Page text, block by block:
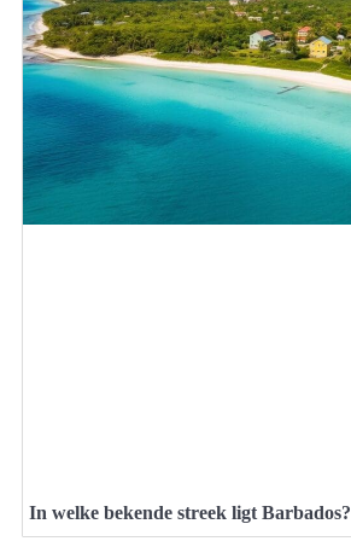
In welke bekende streek ligt Barbados?